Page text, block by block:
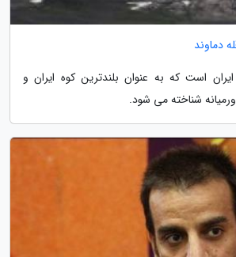
دماوند
است که به عنوان بلندترین کوه ایران و
شناخته می شود.